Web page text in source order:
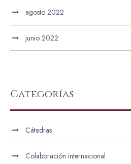
agosto 2022
junio 2022
Categorías
Cátedras
Colaboración internacional